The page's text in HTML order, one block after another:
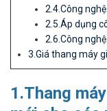
2.4.Công
2.5.Áp dụng
2.6.Công
3.Giá thang máy
1.Thang